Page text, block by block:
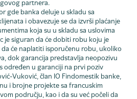
partnera.
gde banka deluje u skladu sa
i obavezuje se da izvrši plaćanje
koja su u skladu sa uslovima
je siguran da će dobiti robu koju je
će naplatiti isporučenu robu, ukoliko
dok garancija predstavlja neopozivu
određen u garanciji na prvi poziv
Vuković, član IO Findomestik banke,
i brojne projekte sa francuskim
području, kao i da su već počeli da